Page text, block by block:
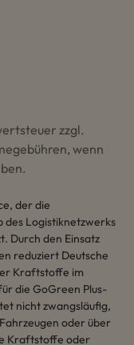
zzgl.
wenn
der die
des Logistiknetzwerks
Durch den Einsatz
reduziert Deutsche
Kraftstoffe im
die GoGreen Plus-
nicht zwangsläufig,
oder über
Kraftstoffe oder